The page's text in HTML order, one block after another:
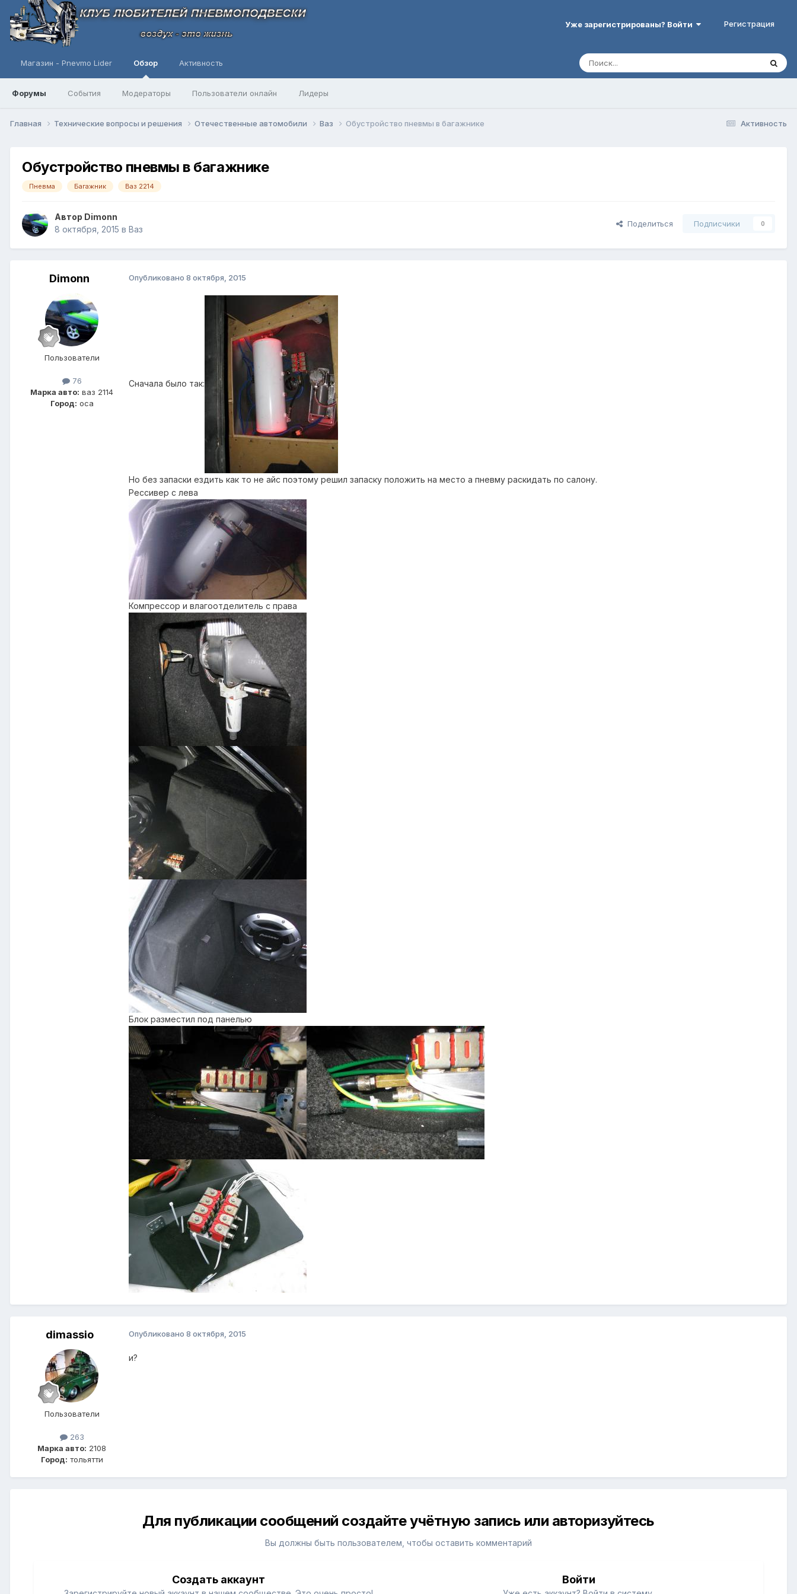
Уже зарегистрированы? Войти Регистрация
Магазин - Pnevmo Lider Обзор
Форумы События Модераторы Пользователи онлайн Лидеры
Активность
Активность
Главная Технические вопросы и решения Отечественные автомобили Ваз Обустройство пневмы в багажнике
Обустройство пневмы в багажнике
Пневма Багажник Ваз 2214
Автор Dimonn
8 октября, 2015 в Ваз
Поделиться Подписчики 0
Dimonn
Пользователи
76
Марка авто: ваз 2114
Город: оса
Опубликовано 8 октября, 2015
Сначала было так:
Но без запаски ездить как то не айс поэтому решил запаску положить на место а пневму раскидать по салону.
Рессивер с лева
Компрессор и влагоотделитель с права
Блок разместил под панелью
dimassio
Пользователи
263
Марка авто: 2108
Город: тольятти
Опубликовано 8 октября, 2015
и?
Для публикации сообщений создайте учётную запись или авторизуйтесь
Вы должны быть пользователем, чтобы оставить комментарий
Создать аккаунт Войти